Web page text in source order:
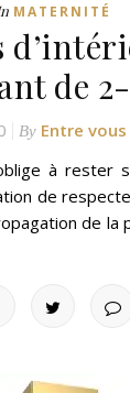
MATERNITÉ
de
By Entre
à rester
de
de la